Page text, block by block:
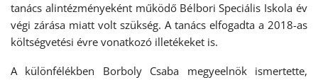
tanács alintézményeként működő Bélbori Speciális Iskola év
végi zárása miatt volt szükség. A tanács elfogadta a 2018-as
költségvetési évre vonatkozó illetékeket is.
A különfélékben Borboly Csaba megyeelnök ismertette,